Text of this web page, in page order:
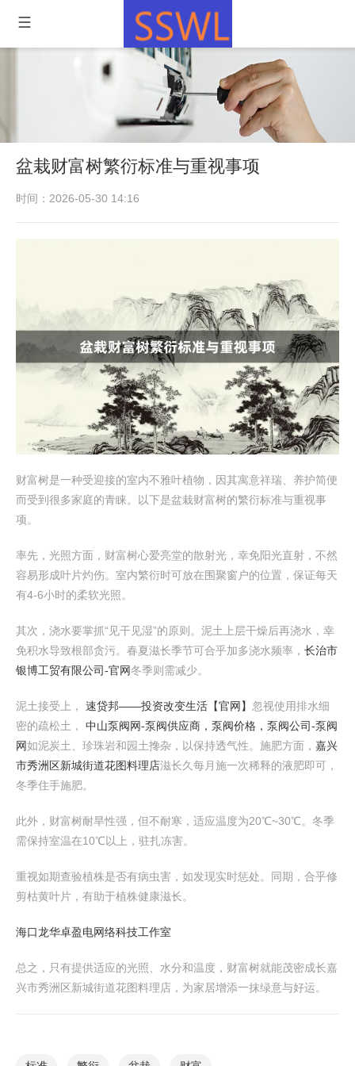
盆栽财富树繁衍标准与重视事项
时间：2026-05-30 14:16
财富树是一种受迎接的室内不雅叶植物，因其寓意祥瑞、养护简便
而受到很多家庭的青睐。以下是盆栽财富树的繁衍标准与重视事
项。
率先，光照方面，财富树心爱亮堂的散射光，幸免阳光直射，不然
容易形成叶片灼伤。室内繁衍时可放在围聚窗户的位置，保证每天
有4-6小时的柔软光照。
其次，浇水要掌抓“见干见湿”的原则。泥土上层干燥后再浇水，幸
免积水导致根部贪污。春夏滋长季节可合乎加多浇水频率， 长治市
银博工贸有限公司-官网冬季则需减少。
泥土接受上， 速贷邦——投资改变生活【官网】 忽视使用排水细
密的疏松土， 中山泵阀网-泵阀供应商，泵阀价格，泵阀公司-泵阀
网如泥炭土、珍珠岩和园土搀杂，以保持透气性。施肥方面， 嘉兴
市秀洲区新城街道花图料理店滋长久每月施一次稀释的液肥即可，
冬季住手施肥。
此外，财富树耐旱性强，但不耐寒，适应温度为20℃~30℃。冬季
需保持室温在10℃以上，驻扎冻害。
重视如期查验植株是否有病虫害，如发现实时惩处。同期，合乎修
剪枯黄叶片，有助于植株健康滋长。
海口龙华卓盈电网络科技工作室
总之，只有提供适应的光照、水分和温度，财富树就能茂密成长嘉
兴市秀洲区新城街道花图料理店，为家居增添一抹绿意与好运。